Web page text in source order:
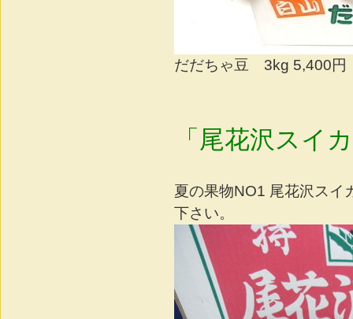
だだちゃ豆 3kg 5,400円
「尾花沢スイ
夏の果物NO1 尾花沢スイ
下さい。